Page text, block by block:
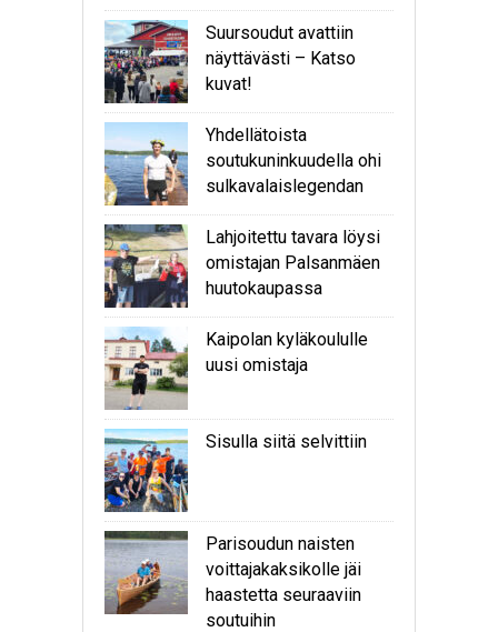
Suursoudut avattiin
näyttävästi – Katso
kuvat!
Yhdellätoista
soutukuninkuudella ohi
sulkavalaislegendan
Lahjoitettu tavara löysi
omistajan Palsanmäen
huutokaupassa
Kaipolan kyläkoululle
uusi omistaja
Sisulla siitä selvittiin
Parisoudun naisten
voittajakaksikolle jäi
haastetta seuraaviin
soutuihin